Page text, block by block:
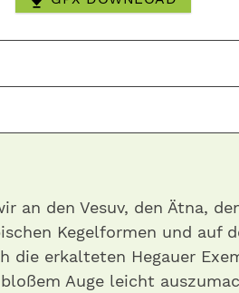
an den Vesuv, den Ätna,
Kegelformen und auf
die erkalteten Hegauer
Auge leicht